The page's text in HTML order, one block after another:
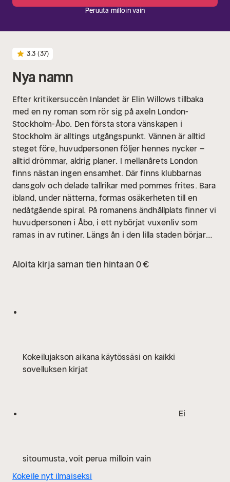
Peruuta milloin vain
3.3 (37)
Nya namn
Efter kritikersuccén Inlandet är Elin Willows tillbaka
med en ny roman som rör sig på axeln London-
Stockholm-Åbo. Den första stora vänskapen i
Stockholm är alltings utgångspunkt. Vännen är alltid
steget före, huvudpersonen följer hennes nycker –
alltid drömmar, aldrig planer. I mellanårets London
finns nästan ingen ensamhet. Där finns klubbarnas
dansgolv och delade tallrikar med pommes frites. Bara
ibland, under nätterna, formas osäkerheten till en
nedåtgående spiral. På romanens ändhållplats finner vi
huvudpersonen i Åbo, i ett nybörjat vuxenliv som
ramas in av rutiner. Längs ån i den lilla staden börjar
börja om och smärtan i att riva upp rötter som knappt
hunnit rotas. Berättaren låter sig formas och
det obeslutsamma i vår tid.
Aloita kirja saman tien hintaan 0 €
Kokeilujakson aikana käytössäsi on kaikki
sovelluksen kirjat
Ei
sitoumusta, voit perua milloin vain
Kokeile nyt ilmaiseksi